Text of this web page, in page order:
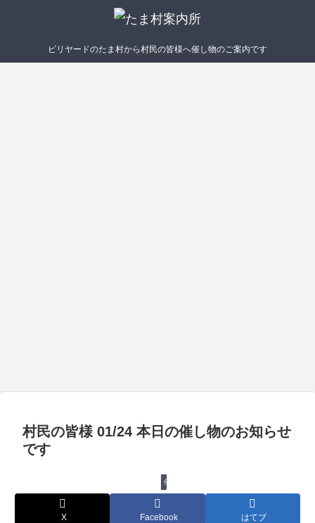
ビリヤードのたま村から村民の皆様へ催し物のご案内です
村民の皆様 01/24 本日の催し物のお知らせ
です
催し物
X Facebook はてブ